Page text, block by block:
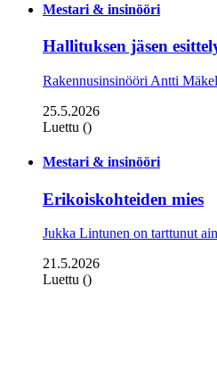
Mestari & insinööri
Hallituksen jäsen
Rakennusinsinööri Antti
25.5.2026
Luettu ()
Mestari & insinööri
Erikoiskohteiden mies
Jukka Lintunen on tarttunut
21.5.2026
Luettu ()